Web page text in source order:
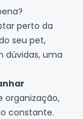
perto da
seu pet,
dúvidas, uma
organização,
constante.